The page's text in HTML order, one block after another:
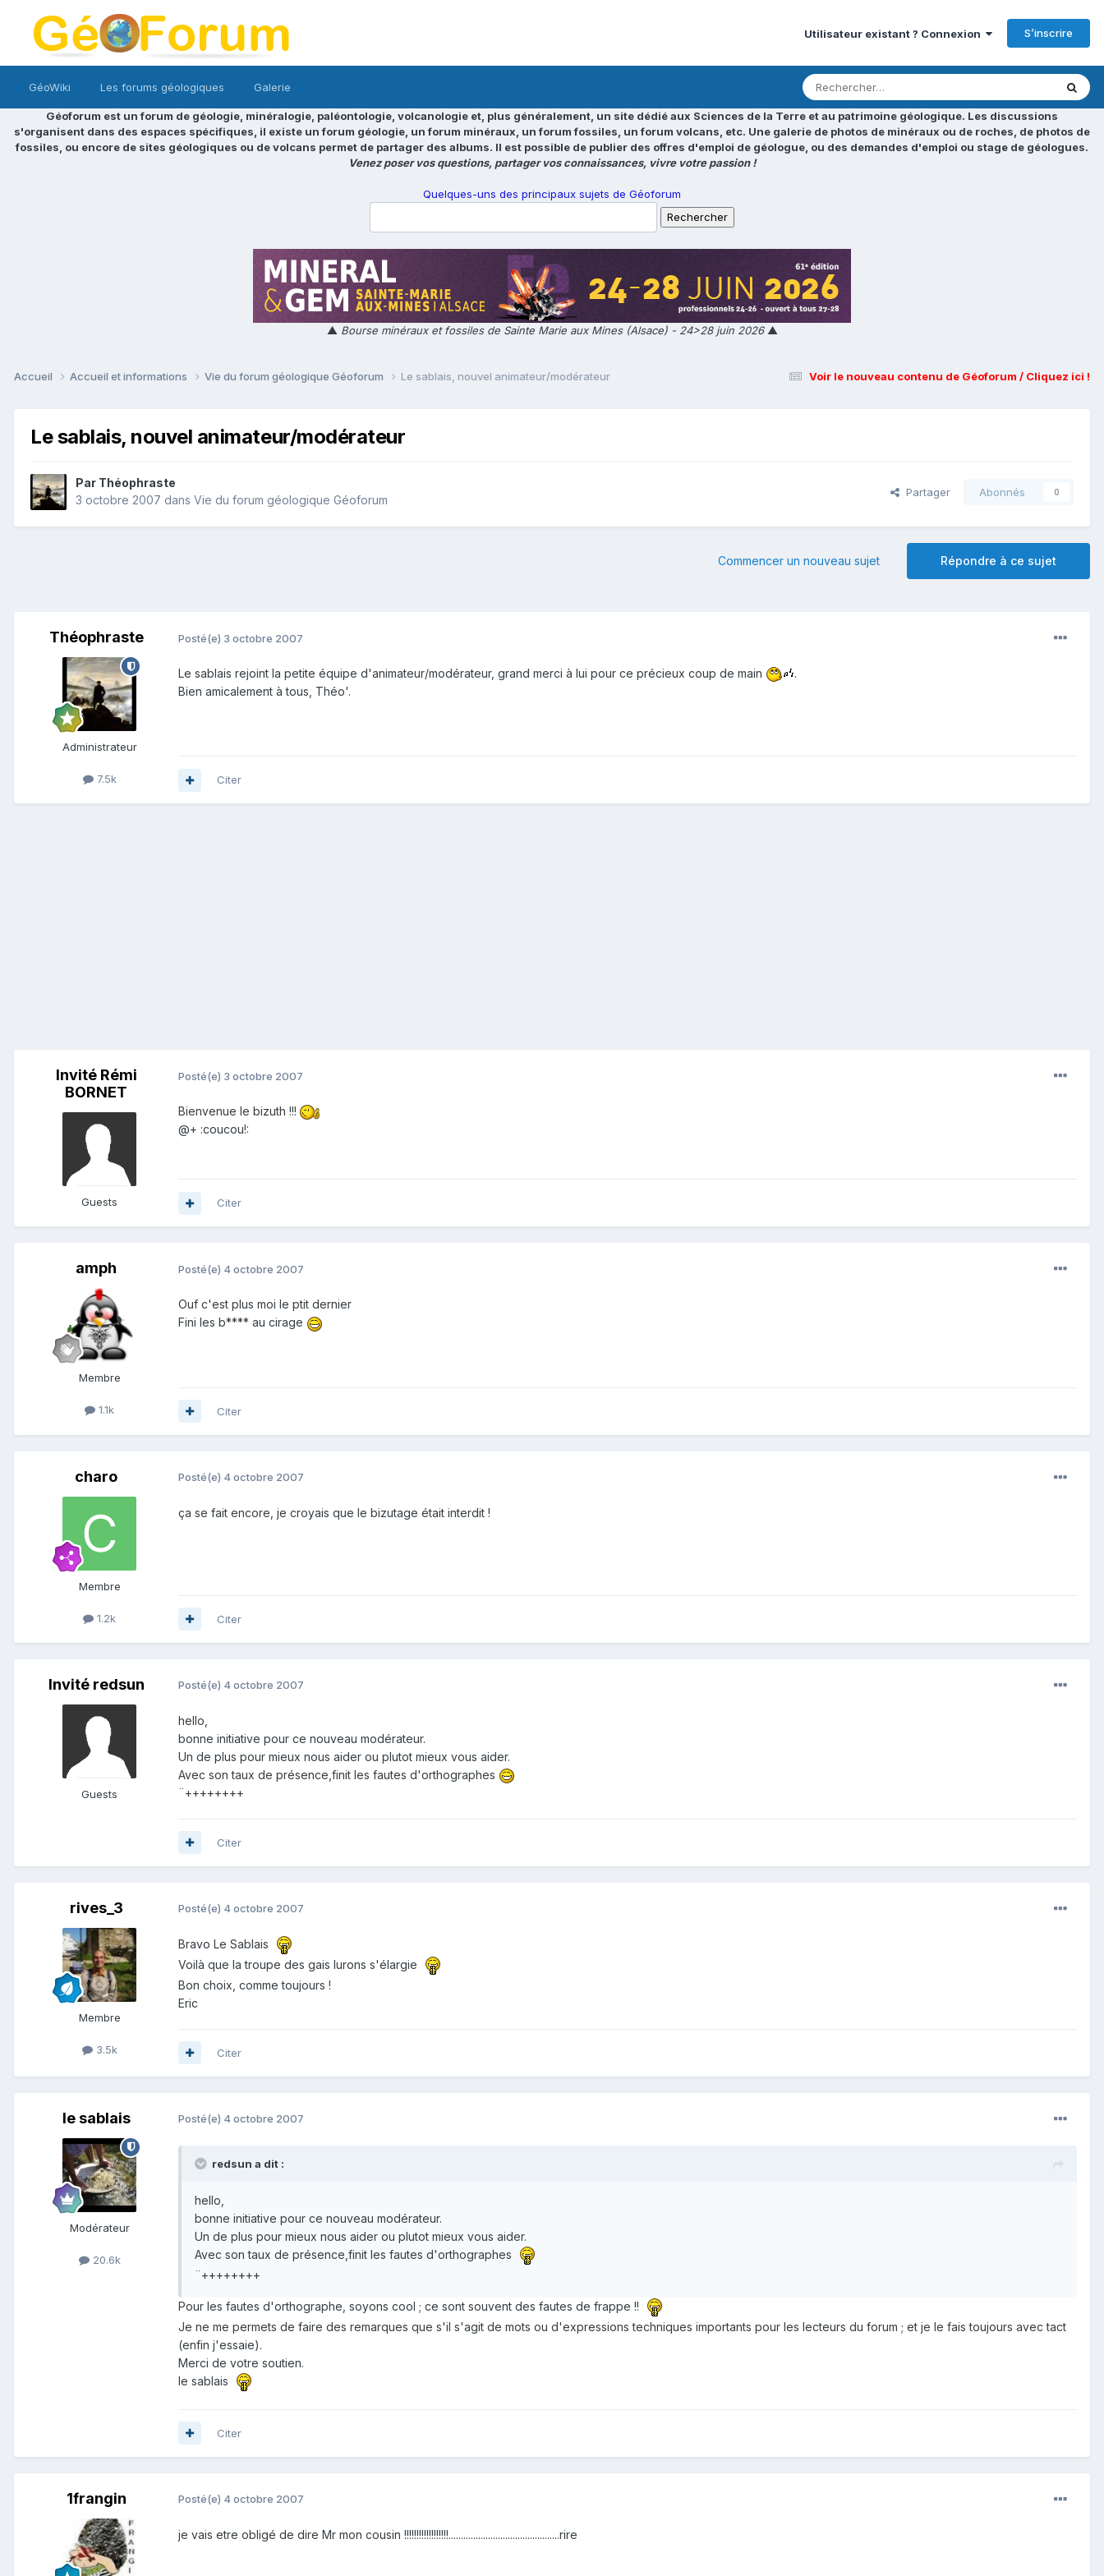
Utilisateur existant ? Connexion S’inscrire
GéoWiki Les forums géologiques Galerie
Géoforum est un forum de géologie, minéralogie, paléontologie, volcanologie et, plus généralement, un site dédié aux Sciences de la Terre et au patrimoine géologique. Les discussions
s'organisent dans des espaces spécifiques, il existe un forum géologie, un forum minéraux, un forum fossiles, un forum volcans, etc. Une galerie de photos de minéraux ou de roches, de photos de
fossiles, ou encore de sites géologiques ou de volcans permet de partager des albums. Il est possible de publier des offres d'emploi de géologue, ou des demandes d'emploi ou stage de géologues.
Venez poser vos questions, partager vos connaissances, vivre votre passion !
Quelques-uns des principaux sujets de Géoforum
▲ Bourse minéraux et fossiles de Sainte Marie aux Mines (Alsace) - 24>28 juin 2026▲
Voir le nouveau contenu de Géoforum / Cliquez ici !
Accueil Accueil et informations Vie du forum géologique Géoforum Le sablais, nouvel animateur/modérateur
Le sablais, nouvel animateur/modérateur
Par Théophraste
3 octobre 2007 dans Vie du forum géologique Géoforum
Partager Abonnés 0
Répondre à ce sujet
Commencer un nouveau sujet
Théophraste
Administrateur
7.5k
Posté(e) 3 octobre 2007
Le sablais rejoint la petite équipe d'animateur/modérateur, grand merci à lui pour ce précieux coup de main
.
Bien amicalement à tous, Théo'.
Citer
Invité Rémi
BORNET
Guests
Posté(e) 3 octobre 2007
Bienvenue le bizuth !!!
@+ :coucou!:
Citer
amph
Membre
1.1k
Posté(e) 4 octobre 2007
Ouf c'est plus moi le ptit dernier
Fini les b**** au cirage
Citer
charo
Membre
1.2k
Posté(e) 4 octobre 2007
ça se fait encore, je croyais que le bizutage était interdit !
Citer
Invité redsun
Guests
Posté(e) 4 octobre 2007
hello,
bonne initiative pour ce nouveau modérateur.
Un de plus pour mieux nous aider ou plutot mieux vous aider.
Avec son taux de présence,finit les fautes d'orthographes
¨++++++++
Citer
rives_3
Membre
3.5k
Posté(e) 4 octobre 2007
Bravo Le Sablais
Voilà que la troupe des gais lurons s'élargie
Bon choix, comme toujours !
Eric
Citer
le sablais
Modérateur
20.6k
Posté(e) 4 octobre 2007
redsun a dit :
hello,
bonne initiative pour ce nouveau modérateur.
Un de plus pour mieux nous aider ou plutot mieux vous aider.
Avec son taux de présence,finit les fautes d'orthographes
¨++++++++
Pour les fautes d'orthographe, soyons cool ; ce sont souvent des fautes de frappe !!
Je ne me permets de faire des remarques que s'il s'agit de mots ou d'expressions techniques importants pour les lecteurs du forum ; et je le fais toujours avec tact
(enfin j'essaie).
Merci de votre soutien.
le sablais
Citer
1frangin Posté(e) 4 octobre 2007
je vais etre obligé de dire Mr mon cousin !!!!!!!!!!!!!!!!!!.............................................rire